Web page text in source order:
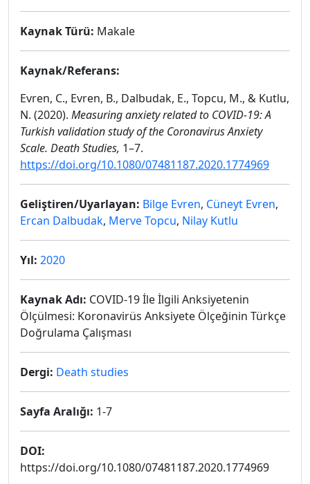
Kaynak Türü: Makale
Kaynak/Referans:
Evren, C., Evren, B., Dalbudak, E., Topcu, M., & Kutlu,
N. (2020). Measuring anxiety related to COVID-19: A
Turkish validation study of the Coronavirus Anxiety
Scale. Death Studies, 1–7.
https://doi.org/10.1080/07481187.2020.1774969
Geliştiren/Uyarlayan: Bilge Evren, Cüneyt Evren,
Ercan Dalbudak, Merve Topcu, Nilay Kutlu
Yıl: 2020
Kaynak Adı: COVID-19 İle İlgili Anksiyetenin
Ölçülmesi: Koronavirüs Anksiyete Ölçeğinin Türkçe
Doğrulama Çalışması
Dergi: Death studies
Sayfa Aralığı: 1-7
DOI:
https://doi.org/10.1080/07481187.2020.1774969